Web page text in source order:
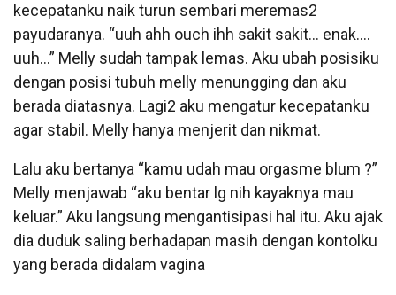
kecepatanku naik turun sembari meremas2
payudaranya. “uuh ahh ouch ihh sakit sakit… enak….
uuh…” Melly sudah tampak lemas. Aku ubah posisiku
dengan posisi tubuh melly menungging dan aku
berada diatasnya. Lagi2 aku mengatur kecepatanku
agar stabil. Melly hanya menjerit dan nikmat.
Lalu aku bertanya “kamu udah mau orgasme blum ?”
Melly menjawab “aku bentar lg nih kayaknya mau
keluar.” Aku langsung mengantisipasi hal itu. Aku ajak
dia duduk saling berhadapan masih dengan kontolku
yang berada didalam vagina